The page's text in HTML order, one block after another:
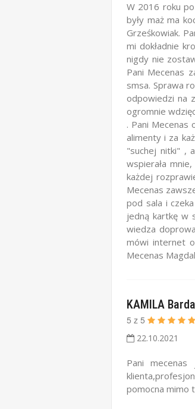
W 2016 roku
były maż ma
Grześkowiak.
mi dokładnie
nigdy nie
Pani Mecenas
smsa. Sprawa
odpowiedzi na
ogromnie
. Pani
alimenty i za
"suchej nitki" ,
wspierała
każdej
Mecenas
pod sala i
jedną kartkę w
wiedza
mówi internet
Mecenas
KAMILA
5 z 5
22.10.2021
Pani
pomocna mimo